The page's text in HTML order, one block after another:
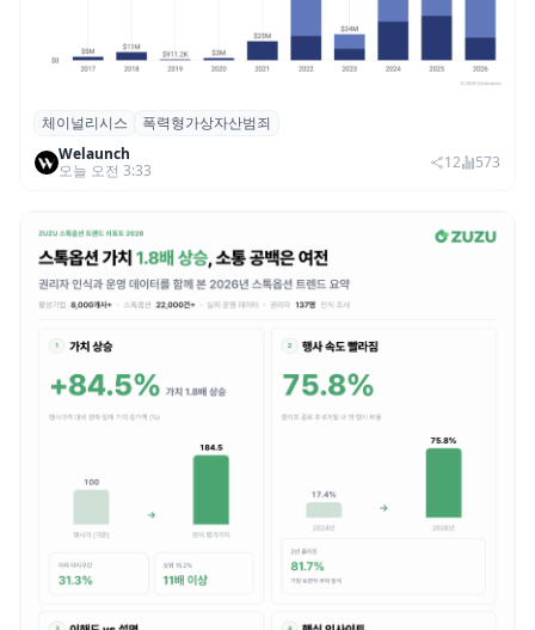
체이널리시스 “가상자산 보유자 대상 폭력
범죄 증가…상반기 탈취액 3000만 달러 돌파
체이널리시스
폭력형가상자산범죄
Welaunch
오늘 오전 3:33
12 573